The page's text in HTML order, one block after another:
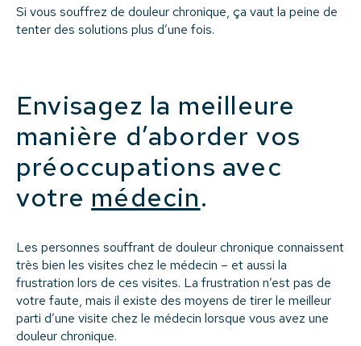
Si vous souffrez de douleur chronique, ça vaut la peine de
tenter des solutions plus d’une fois.
Envisagez la meilleure
manière d’aborder vos
préoccupations avec
votre médecin.
Les personnes souffrant de douleur chronique connaissent
très bien les visites chez le médecin – et aussi la
frustration lors de ces visites. La frustration n’est pas de
votre faute, mais il existe des moyens de tirer le meilleur
parti d’une visite chez le médecin lorsque vous avez une
douleur chronique.